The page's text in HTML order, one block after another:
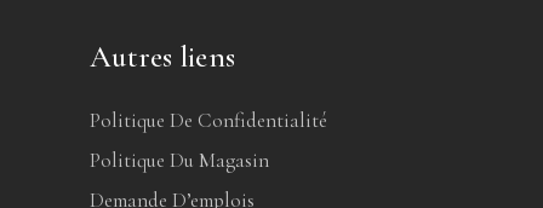
Autres liens
Politique De Confidentialité
Politique Du Magasin
Demande D’emplois